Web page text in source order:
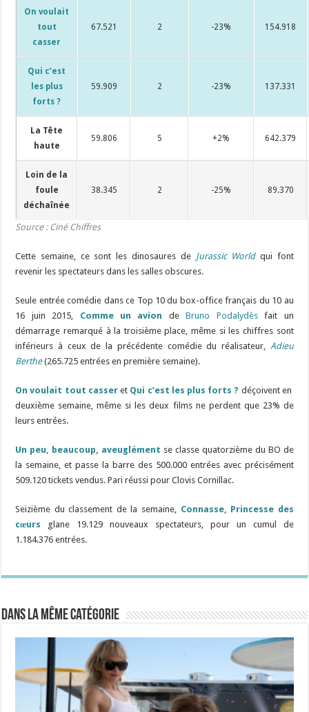
On voulait
tout
casser
67.521 2 -23% 154.918
Qui c’est
les plus
forts ?
59.909 2 -23% 137.331
La Tête
haute
59.806 5 +2% 642.379
Loin de la
foule
déchaînée
38.345 2 -25% 89.370
Source : Ciné Chiffres
Cette semaine, ce sont les dinosaures de Jurassic Worldqui font
revenir les spectateurs dans les salles obscures.
Seule entrée comédie dans ce Top 10 du box-office français du 10 au
16 juin 2015, Comme un avion deBruno Podalydèsfait un
démarrage remarqué à la troisième place, même si les chiffres sont
inférieurs à ceux de la précédente comédie du réalisateur, Adieu
Berthe(265.725 entrées en première semaine).
On voulait tout casseret Qui c’est les plus forts ? déçoivent en
deuxième semaine, même si les deux films ne perdent que 23% de
leurs entrées.
Un peu, beaucoup, aveuglément se classe quatorzième du BO de
la semaine, et passe la barre des 500.000 entrées avec précisément
509.120 tickets vendus. Pari réussi pour Clovis Cornillac.
Seizième du classement de la semaine, Connasse, Princesse des
cœurs
glane 19.129 nouveaux spectateurs, pour un cumul de
1.184.376 entrées.
Dans la même catégorie